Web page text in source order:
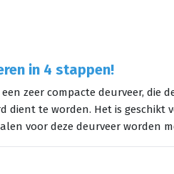
in 4 stappen!
een zeer compacte deurveer,
dient te worden. Het is
voor deze deurveer worden